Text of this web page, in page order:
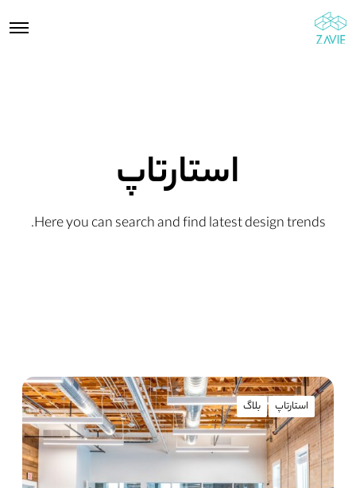
استارتاپ
Here you can search and find latest design trends.
استارتاپ بلاگ